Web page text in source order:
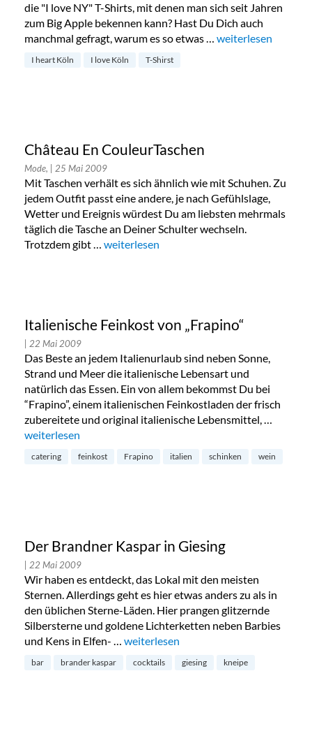
die "I love NY" T-Shirts, mit denen man sich seit Jahren
zum Big Apple bekennen kann? Hast Du Dich auch
manchmal gefragt, warum es so etwas … „I love Köln auf
weiterlesen
I heart Köln I love Köln T-Shirst
Château En CouleurTaschen
Mode, | 25 Mai 2009
Mit Taschen verhält es sich ähnlich wie mit Schuhen. Zu
jedem Outfit passt eine andere, je nach Gefühlslage,
Wetter und Ereignis würdest Du am liebsten mehrmals
täglich die Tasche an Deiner Schulter wechseln.
Trotzdem gibt … „Château En CouleurTaschen“
weiterlesen
Italienische Feinkost von „Frapino“
| 22 Mai 2009
Das Beste an jedem Italienurlaub sind neben Sonne,
Strand und Meer die italienische Lebensart und
natürlich das Essen. Ein von allem bekommst Du bei
“Frapino”, einem italienischen Feinkostladen der frisch
zubereitete und original italienische Lebensmittel, …
„Italienische Feinkost von „Frapino““
weiterlesen
catering feinkost Frapino italien schinken wein
Der Brandner Kaspar in Giesing
| 22 Mai 2009
Wir haben es entdeckt, das Lokal mit den meisten
Sternen. Allerdings geht es hier etwas anders zu als in
den üblichen Sterne-Läden. Hier prangen glitzernde
Silbersterne und goldene Lichterketten neben Barbies
und Kens in Elfen- … „Der Brandner Kaspar in Giesing“
weiterlesen
bar brander kaspar cocktails giesing kneipe